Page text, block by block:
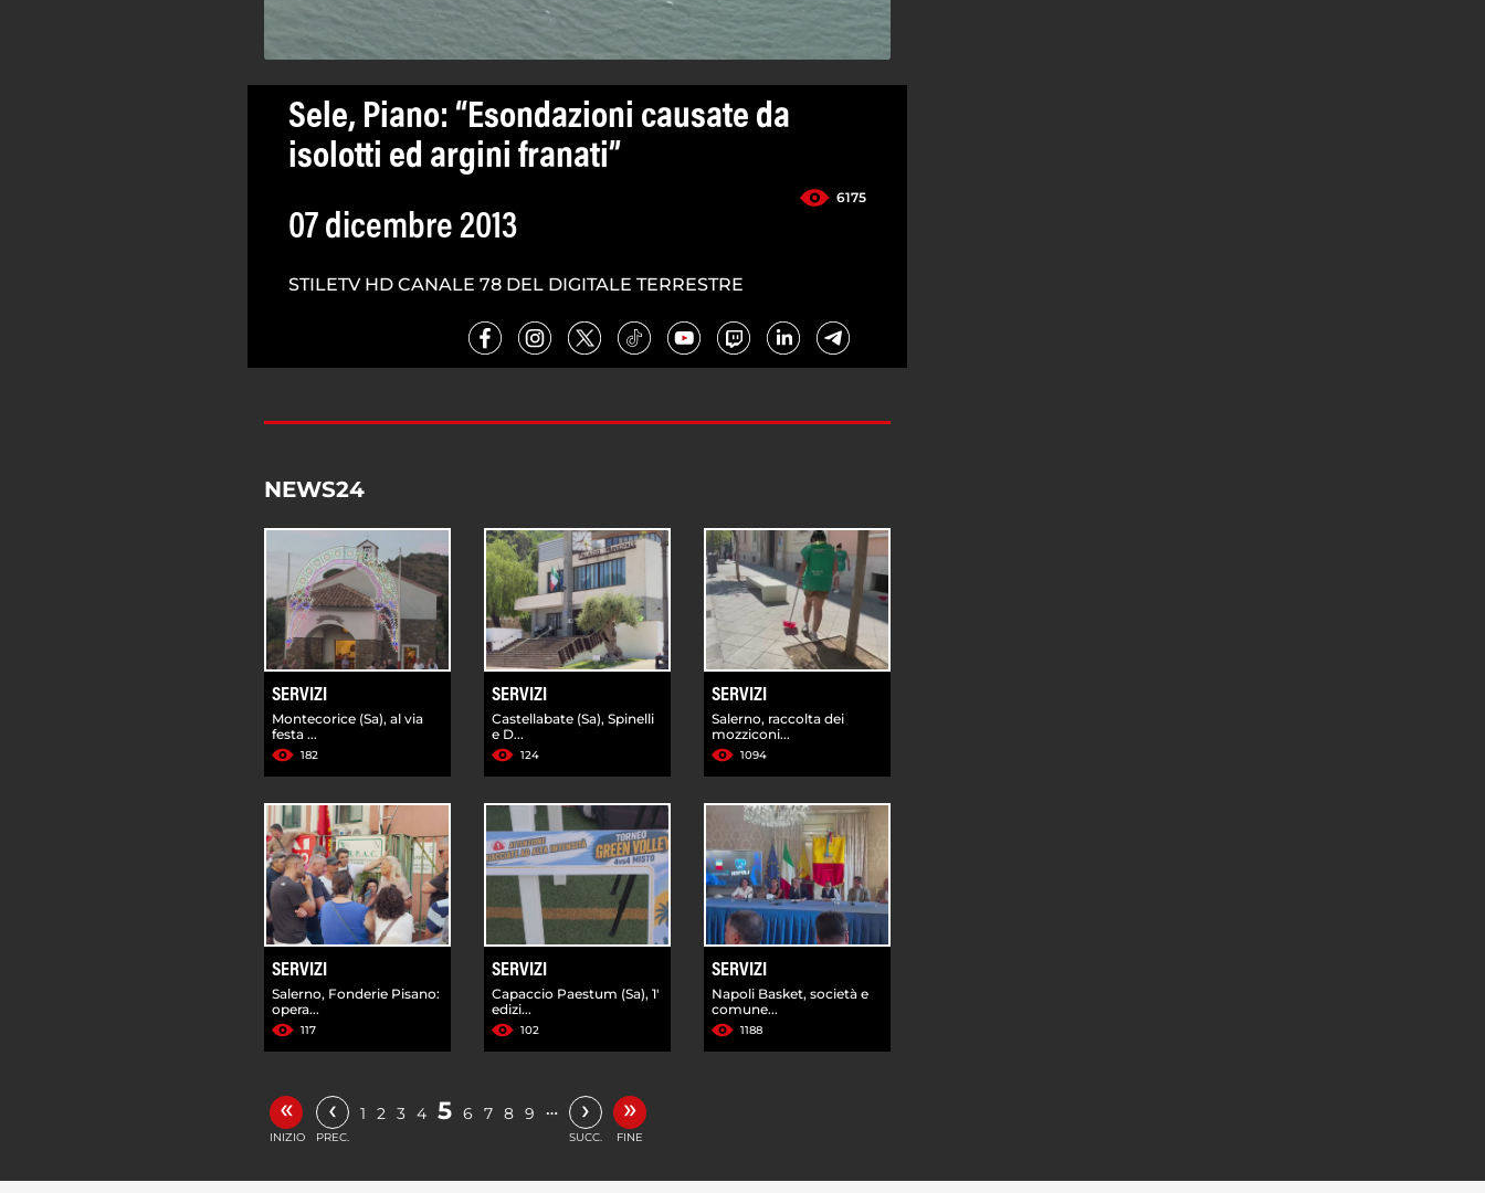
Sele, Piano: “Esondazioni causate da
isolotti ed argini franati”
6175
07 dicembre 2013
STILETV HD CANALE 78 DEL DIGITALE TERRESTRE
NEWS24
SERVIZI
Montecorice (Sa), al via
festa ...
182
SERVIZI
Castellabate (Sa), Spinelli
e D...
124
SERVIZI
Salerno, raccolta dei
mozziconi...
1094
SERVIZI
Salerno, Fonderie Pisano:
opera...
117
SERVIZI
Capaccio Paestum (Sa), 1'
edizi...
102
SERVIZI
Napoli Basket, società e
comune...
1188
«
INIZIO
‹
PREC.
1 2 3 4 5 6 7 8 9 … ›
SUCC.
»
FINE